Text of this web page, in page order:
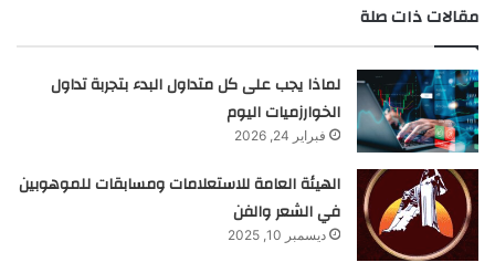
مقالات ذات صلة
لماذا يجب على كل متداول البدء بتجربة تداول
الخوارزميات اليوم
فبراير 24, 2026
الهيئة العامة للاستعلامات ومسابقات للموهوبين
في الشعر والفن
ديسمبر 10, 2025